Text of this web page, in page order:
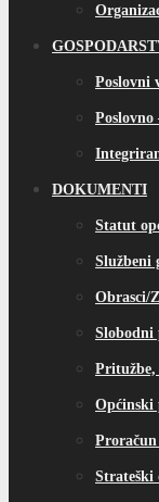
Poslovni
Poslovno
DOKUMENTI
Statut
Službeni
Obrasci/
Općinski
Proračun
Strateški